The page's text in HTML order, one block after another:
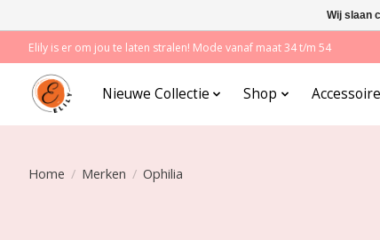
Elily is er om jou te laten stralen! Mode vanaf maat 34 t/m 54
Nieuwe Collectie Shop
Home / Merken / Ophilia
Wij slaan